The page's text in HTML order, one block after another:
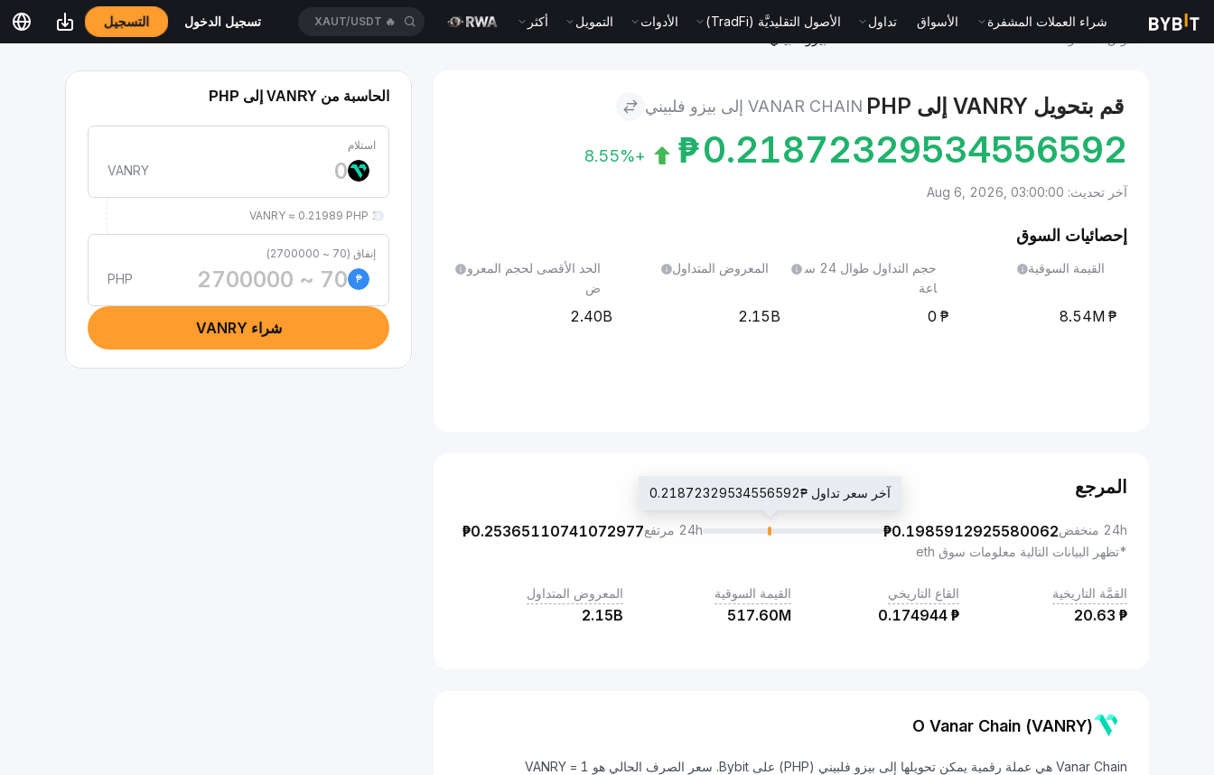
شراء العملات المشفرة الأسواق تداول الأصول التقليديَّة (TradFi) الأدوات التمويل أكثر 🔥
XAUT/USDT تسجيل الدخول التسجيل
قم بتحويل VANRY إلى PHP VANAR CHAIN إلى بيزو فلبيني
₱0.21872329534556592
+8.55%
آخر تحديث: Aug 6, 2026, 03:00:00
إحصائيات السوق
القيمة السوقية
8.54M
حجم التداول طوال 24 س
اعة
0
المعروض المتداول
2.15B
الحد الأقصى لحجم المعرو
ض
2.40B
المرجع
24h منخفض ₱0.1985912925580062
آخر سعر تداول ₱0.21872329534556592
24h مرتفع ₱0.25365110741072977
*تظهر البيانات التالية معلومات سوق eth
القمَّة التاريخية
₱
20.63
القاع التاريخي
₱
0.174944
القيمة السوقية
517.60M
المعروض المتداول
2.15B
O Vanar Chain (VANRY)
Vanar Chain هي عملة رقمية يمكن تحويلها إلى بيزو فلبيني (PHP) على Bybit. سعر الصرف الحالي هو 1 VANRY =
الحاسبة من VANRY إلى PHP
استلام
VANRY
1 VANRY ≈ 0.21989 PHP
إنفاق (70 ~ 2700000)
₱
PHP
شراء VANRY